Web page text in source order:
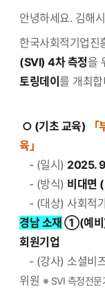
안녕하세요. 김해
한국사회적기업진
(SVI) 4차 측정을
토링데이를 개최
○ (기초 교육)
육」
- (일시) 2025.
- (방식) 비대면
- (대상) 사회적
경남 소재 ①(예비)
회원기업
- (강사) 소셜비
위원 ※ SVI 측정전문